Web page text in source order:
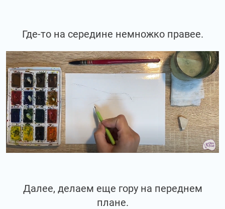
Где-то на середине немножко правее.
Далее, делаем еще гору на переднем
плане.